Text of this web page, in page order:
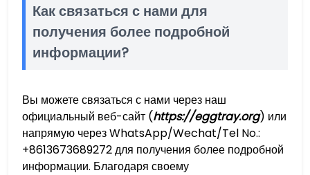
Как связаться с нами для
получения более подробной
информации?
Вы можете связаться с нами через наш
официальный веб-сайт (https://eggtray.org) или
напрямую через WhatsApp/Wechat/Tel No.:
+8613673689272 для получения более подробной
информации. Благодаря своему